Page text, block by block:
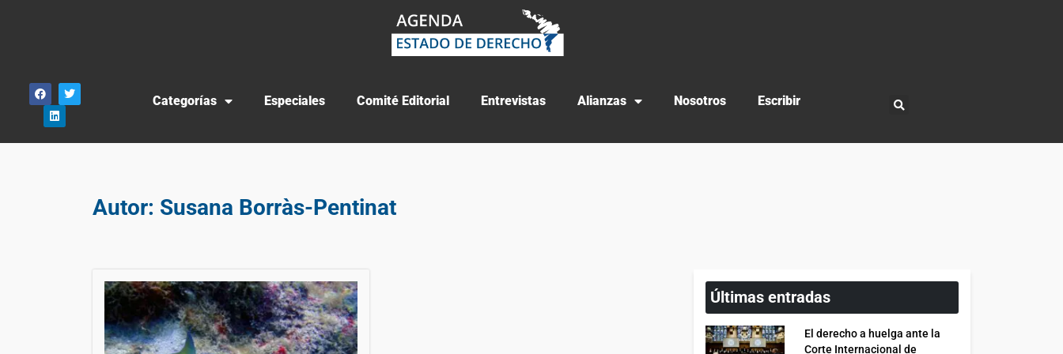
Categorías Especiales Comité Editorial Entrevistas Alianzas Nosotros Escribir
Autor: Susana Borràs-Pentinat
Últimas entradas
El derecho a huelga ante la
Corte Internacional de